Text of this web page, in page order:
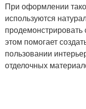
При оформлении
используются
продемонстрировать
этом помогает
пользовании
отделочных